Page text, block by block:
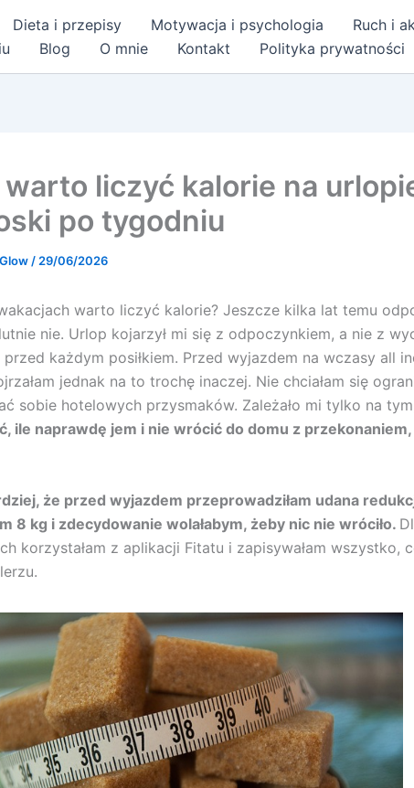
Dieta i przepisy Motywacja i psychologia Ruch i
Blog O mnie Kontakt Polityka prywatności
liczyć kalorie na
po tygodniu
/ 29/06/2026
warto liczyć kalorie? Jeszcze kilka lat temu
nie. Urlop kojarzył mi się z odpoczynkiem, a nie z
każdym posiłkiem. Przed wyjazdem na wczasy all
jednak na to trochę inaczej. Nie chciałam się
sobie hotelowych przysmaków. Zależało mi tylko na
ile naprawdę jem i nie wrócić do domu z przekonaniem,
że przed wyjazdem przeprowadziłam udana
8 kg i zdecydowanie wolałabym, żeby nic nie wróciło.
korzystałam z aplikacji Fitatu i zapisywałam wszystko,